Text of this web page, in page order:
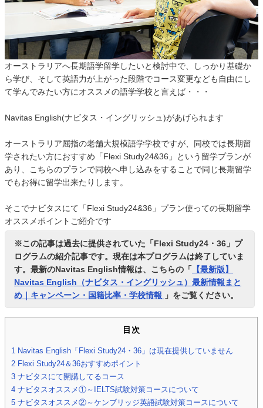
オーストラリアへ長期語学留学したいと検討中で、しっかり基礎か
ら学び、そして英語力が上がった段階でコース変更なども自由にし
て学んでみたい方にオススメの語学学校と言えば・・・
Navitas English(ナビタス・イングリッシュ)があげられます
オーストラリア屈指の老舗大規模語学学校ですが、同校では長期留
学されたい方におすすめ「Flexi Study24&36」という留学プランが
あり、こちらのプランで同校へ申し込みをすることで同じ長期留学
でもお得に留学出来たりします。
そこでナビタスにて「Flexi Study24&36」プラン使っての長期留学
オススメポイントご紹介です
※この記事は過去に提供されていた「Flexi Study24・36」プ
ログラムの紹介記事です。現在は本プログラムは終了していま
す。最新のNavitas English情報は、こちらの「 【最新版】
Navitas English（ナビタス・イングリッシュ）最新情報まと
め｜キャンペーン・国籍比率・学校情報
」をご覧ください。
目次
1 Navitas English「Flexi Study24・36」は現在提供していません
2 Flexi Study24＆36おすすめポイント
3 ナビタスにて開講してるコース
4 ナビタスオススメ①～IELTS試験対策コースについて
5 ナビタスオススメ②～ケンブリッジ英語試験対策コースについて